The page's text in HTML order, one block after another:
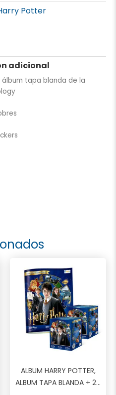
Potter
adicional
álbum tapa blanda de la
ALBUM HARRY POTTER,
ALBUM TAPA BLANDA + 2...